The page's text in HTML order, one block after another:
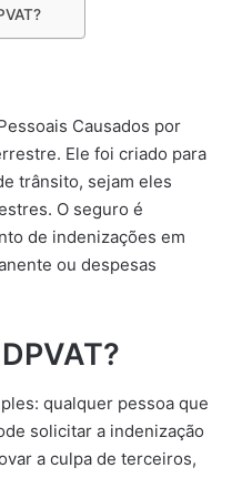
Causados por
Ele foi criado para
trânsito, sejam eles
O seguro é
de indenizações em
ou despesas
qualquer pessoa que
solicitar a indenização
a culpa de terceiros,